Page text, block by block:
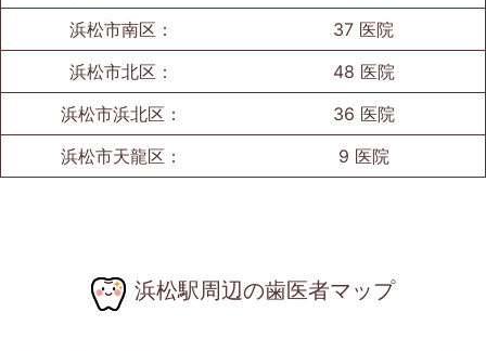
浜松市南区：
37 医院
浜松市北区：
48 医院
浜松市浜北区：
36 医院
浜松市天龍区：
9 医院
浜松駅周辺の歯医者マップ